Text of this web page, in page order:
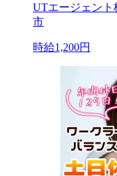
UTエージェント
市
時給1,200円